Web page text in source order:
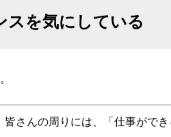
スを気にしている
さんの周りには、「仕事がで